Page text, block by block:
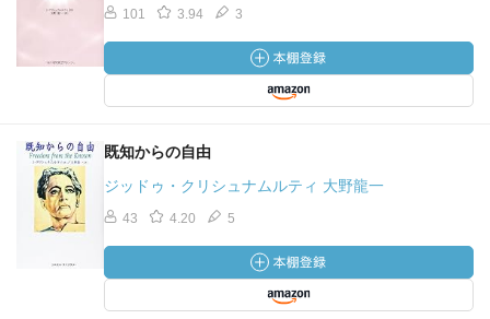
101 3.94 3
既知からの自由
ジッドゥ・クリシュナムルティ 大野龍一
43 4.20 5